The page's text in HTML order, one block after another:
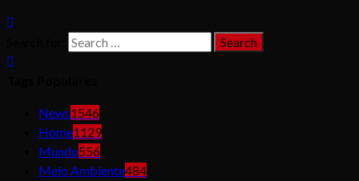
News1546
Home1129
Mundo556
Meio Ambiente484